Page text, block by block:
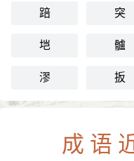
踣 突
垲 髗
漻 扳
成语